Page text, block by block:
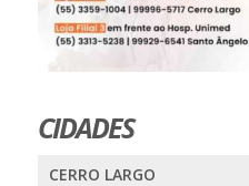
CIDADES
CERRO LARGO